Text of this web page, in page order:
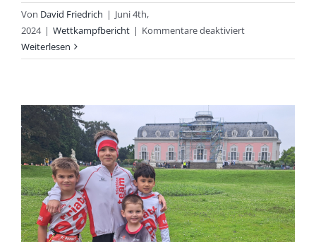
Von David Friedrich | Juni 4th,
2024 | Wettkampfbericht | Kommentare deaktiviertfür
vierter
NRW-
Liga-
Damen
in
Hagen
Weiterlesen